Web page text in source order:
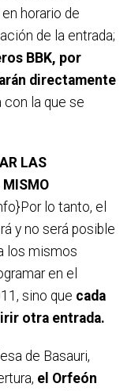
horario de
de la entrada;
BBK, por
directamente
la que se
LAS
MISMO
lo tanto, el
y no será posible
los mismos
en el
sino que cada
otra entrada.
de Basauri,
el Orfeón